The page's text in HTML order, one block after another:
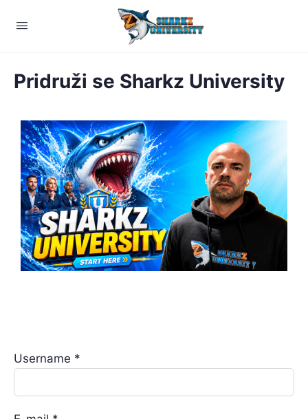
Pridruži se Sharkz University
Username *